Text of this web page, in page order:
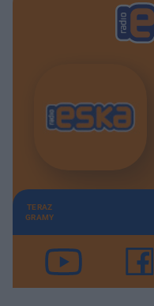
TERAZ
GRAMY